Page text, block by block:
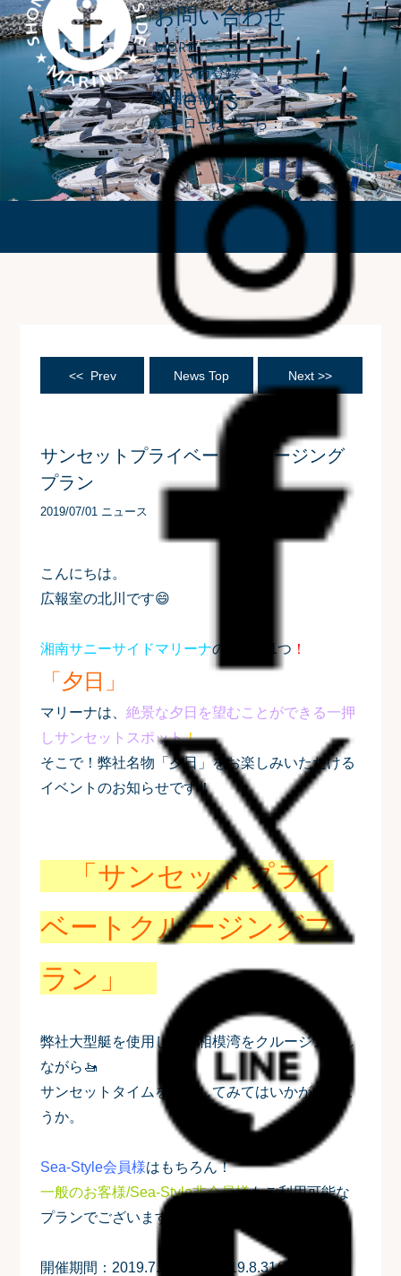
お問い合わせ
MORE
メルマガ登録
採用情報
フォローはこちら：
News
<< Prev News Top Next >>
サンセットプライベートクルージング
プラン
2019/07/01 ニュース
こんにちは。
広報室の北川です😄
湘南サニーサイドマリーナの名物の1つ ！
「夕日」
マリーナは、 絶景な夕日を望むことができる一押
しサンセットスポット！
そこで！弊社名物「夕日」をお楽しみいただける
イベントのお知らせです！
「サンセットプライ
ベートクルージングプ
ラン」
弊社大型艇を使用して、相模湾をクルージングし
ながら🚤
サンセットタイムを過ごしてみてはいかがでしょ
うか。
Sea-Style会員様はもちろん！
一般のお客様/Sea-Style非会員様もご利用可能な
プランでございます。
開催期間：2019.7.20(土)～2019.8.31(土)